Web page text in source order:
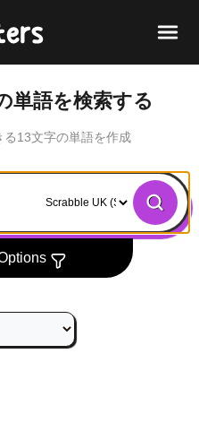
単語を検索する
13文字の単語を作成
Search